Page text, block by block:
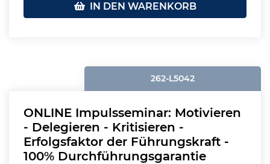
IN DEN WARENKORB
262-L5042
ONLINE Impulsseminar: Motivieren
- Delegieren - Kritisieren -
Erfolgsfaktor der Führungskraft -
100% Durchführungsgarantie